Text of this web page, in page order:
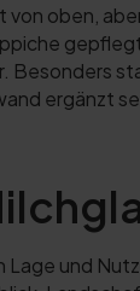
oben,
ergänzt
und